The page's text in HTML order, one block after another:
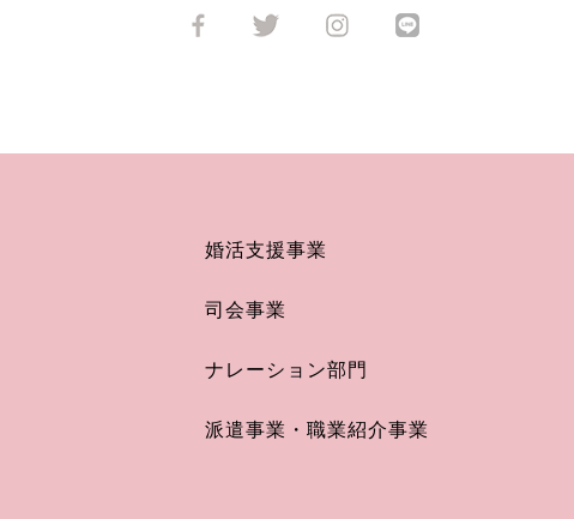
婚活支援事業
司会事業
ナレーション部門
派遣事業・職業紹介事業